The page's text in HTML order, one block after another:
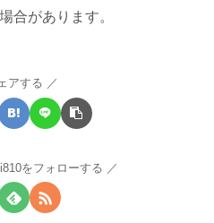
合があります。
アする
をフォローする